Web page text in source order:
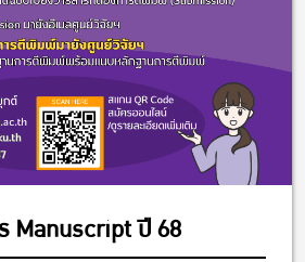
Manuscript ปี 68